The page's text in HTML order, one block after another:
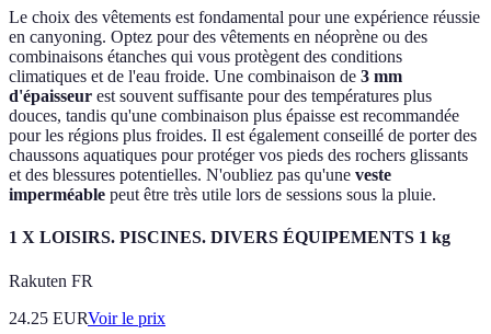
Le choix des vêtements est fondamental pour une expérience réussie
en canyoning. Optez pour des vêtements en néoprène ou des
combinaisons étanches qui vous protègent des conditions
climatiques et de l'eau froide. Une combinaison de 3 mm
d'épaisseur est souvent suffisante pour des températures plus
douces, tandis qu'une combinaison plus épaisse est recommandée
pour les régions plus froides. Il est également conseillé de porter des
chaussons aquatiques pour protéger vos pieds des rochers glissants
et des blessures potentielles. N'oubliez pas qu'une veste
imperméable peut être très utile lors de sessions sous la pluie.
1 X LOISIRS. PISCINES. DIVERS ÉQUIPEMENTS 1 kg
Rakuten FR
24.25 EURVoir le prix